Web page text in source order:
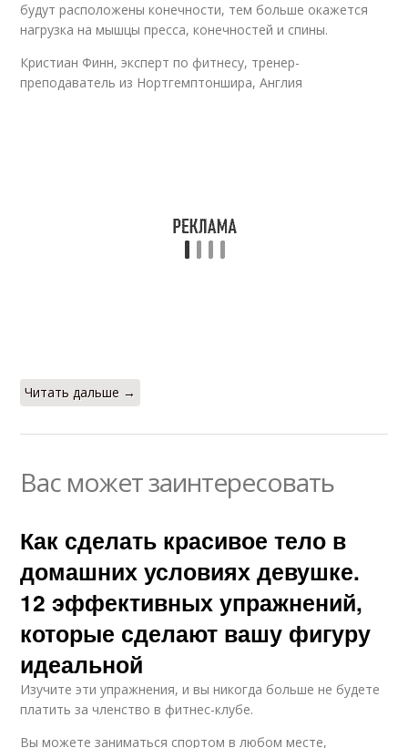
будут расположены конечности, тем больше окажется
нагрузка на мышцы пресса, конечностей и спины.
Кристиан Финн, эксперт по фитнесу, тренер-
преподаватель из Нортгемптоншира, Англия
Читать дальше →
Вас может заинтересовать
Как сделать красивое тело в
домашних условиях девушке.
12 эффективных упражнений,
которые сделают вашу фигуру
идеальной
Изучите эти упражнения, и вы никогда больше не будете
платить за членство в фитнес-клубе.
Вы можете заниматься спортом в любом месте,